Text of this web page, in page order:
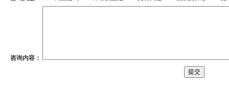
咨询内容：